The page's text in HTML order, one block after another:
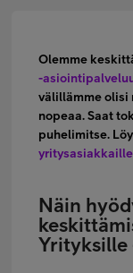
Olemme
-
välillämme olisi
nopeaa. Saat
puhelimitse.
yritysasiakkaille
Näin
Yrityksille